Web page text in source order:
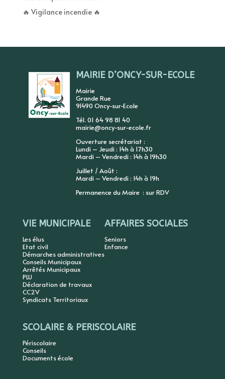
🔥 Vigilance incendie 🔥
MAIRIE D’ONCY-SUR-ECOLE
Mairie
Grande Rue
91490 Oncy-sur-Ecole
Tél. 01 64 98 81 40
mairie@oncy-sur-ecole.fr
Ouverture secrétariat :
Lundi – Jeudi : 14h à 17h30
Mardi – Vendredi : 14h à 19h30
Juillet / Août :
Mardi – Vendredi : 14h à 19h
Permanence du Maire : sur RDV
VIE MUNICIPALE
Les élus
Etat civil
Démarches administratives
Conseils Municipaux
Arrêtés Municipaux
PLU
Déclaration de travaux
CC2V
Syndicats Territoriaux
AFFAIRES SOCIALES
Seniors
Enfance
SCOLAIRE & PERISCOLAIRE
Périscolaire
Conseils
Documents école